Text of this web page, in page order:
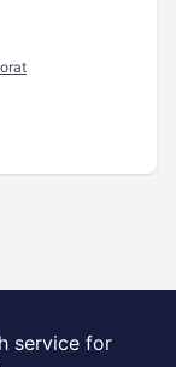
service for